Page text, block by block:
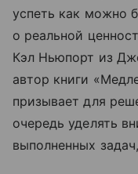
успеть как можно
о реальной
Кэл Ньюпорт из
автор книги
призывает для
очередь уделять
выполненных